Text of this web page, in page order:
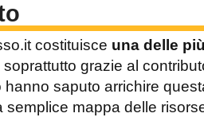
costituisce una delle
soprattutto grazie al
saputo arrichire
semplice mappa delle